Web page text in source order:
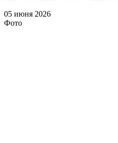
05 июня 2026
Фото